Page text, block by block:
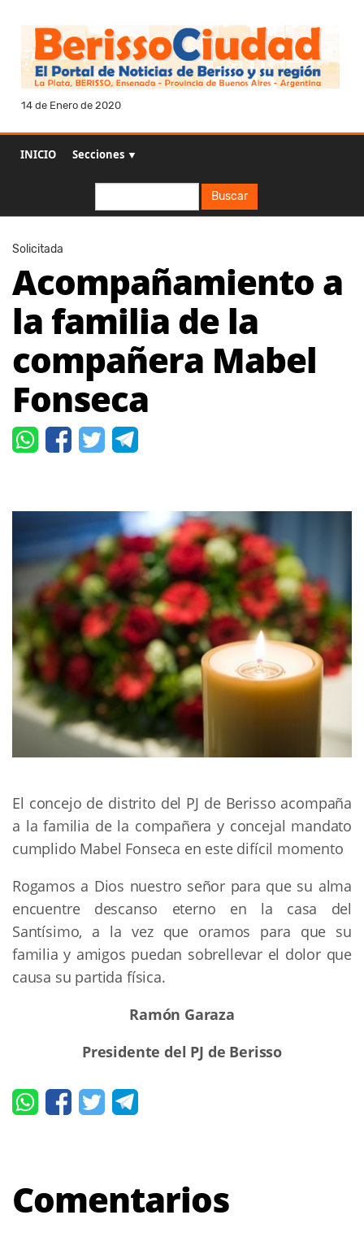
14 de Enero de 2020
INICIO Secciones ▼
Buscar
Solicitada
Acompañamiento a
la familia de la
compañera Mabel
Fonseca
El concejo de distrito del PJ de Berisso acompaña
a la familia de la compañera y concejal mandato
cumplido Mabel Fonseca en este difícil momento
Rogamos a Dios nuestro señor para que su alma
encuentre descanso eterno en la casa del
Santísimo, a la vez que oramos para que su
familia y amigos puedan sobrellevar el dolor que
causa su partida física.
Ramón Garaza
Presidente del PJ de Berisso
Comentarios